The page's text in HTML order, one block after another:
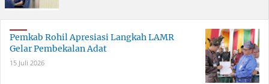
Pemkab Rohil Apresiasi Langkah LAMR
Gelar Pembekalan Adat
15 Juli 2026